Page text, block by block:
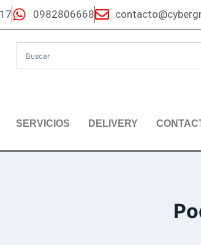
0982806668
SERVICIOS DELIVERY